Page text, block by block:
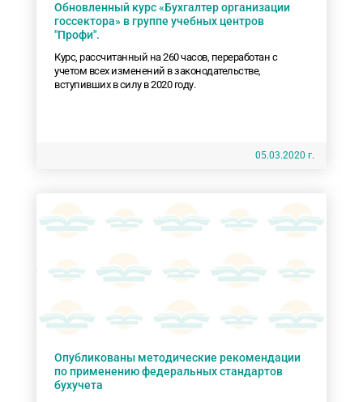
Обновленный курс «Бухгалтер организации
госсектора» в группе учебных центров
"Профи".
Курс, рассчитанный на 260 часов, переработан с
учетом всех изменений в законодательстве,
вступивших в силу в 2020 году.
05.03.2020 г.
Опубликованы методические рекомендации
по применению федеральных стандартов
бухучета